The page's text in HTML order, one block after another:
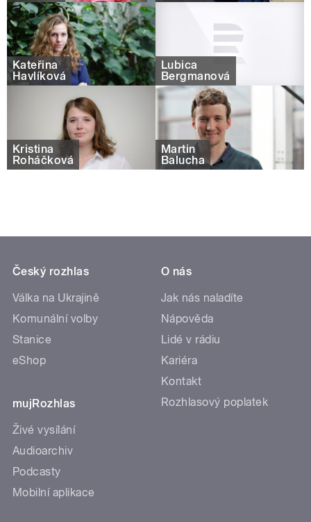
Kateřina
Havlíková
Lubica
Bergmanová
Kristina
Roháčková
Martin
Balucha
Český rozhlas
Válka na Ukrajině
Komunální volby
Stanice
eShop
mujRozhlas
Živé vysílání
Audioarchiv
Podcasty
Mobilní aplikace
O nás
Jak nás naladíte
Nápověda
Lidé v rádiu
Kariéra
Kontakt
Rozhlasový poplatek